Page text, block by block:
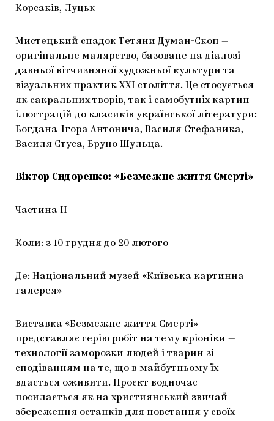
Корсаків, Луцьк
Мистецький спадок Тетяни Думан-Скоп —
оригінальне малярство, базоване на діалозі
давньої вітчизняної художньої культури та
візуальних практик ХХІ століття. Це стосується
як сакральних творів, так і самобутніх картин-
ілюстрацій до класиків української літератури:
Богдана-Ігора Антонича, Василя Стефаника,
Василя Стуса, Бруно Шульца.
Віктор Сидоренко: «Безмежне життя Смерті»
Частина ІІ
Коли: з 10 грудня до 20 лютого
Де: Національний музей «Київська картинна
галерея»
Виставка «Безмежне життя Смерті»
представляє серію робіт на тему кріоніки —
технології заморозки людей і тварин зі
сподіванням на те, що в майбутньому їх
вдасться оживити. Проєкт водночас
посилається як на християнський звичай
збереження останків для повстання у своїх